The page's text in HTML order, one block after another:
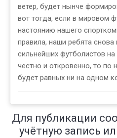
ветер, будет нынче
вот тогда, если в мировом
настоянию нашего
правила, наши ребята снова
сильнейших футболистов на
честно и откровенно, то по
будет равных ни на одном
Для публикации
учётную запись